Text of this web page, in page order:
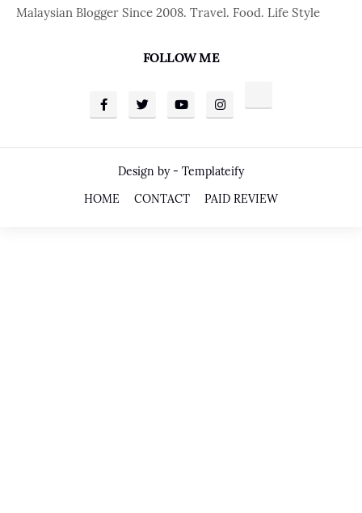
Malaysian Blogger Since 2008. Travel. Food. Life Style
FOLLOW ME
Design by - Templateify
HOME
CONTACT PAID REVIEW